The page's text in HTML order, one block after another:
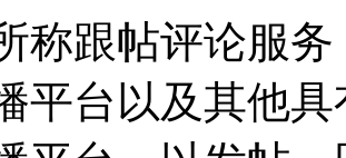
称跟帖评论服
平台以及其他